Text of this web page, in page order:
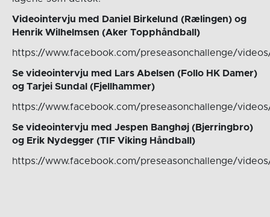
Videointervju med Daniel Birkelund (Rælingen) og
Henrik Wilhelmsen (Aker Topphåndball)
https://www.facebook.com/preseasonchallenge/
Se videointervju med Lars Abelsen (Follo HK Damer)
og Tarjei Sundal (Fjellhammer)
https://www.facebook.com/preseasonchallenge/
Se videointervju med Jespen Banghøj (Bjerringbro)
og Erik Nydegger (TIF Viking Håndball)
https://www.facebook.com/preseasonchallenge/